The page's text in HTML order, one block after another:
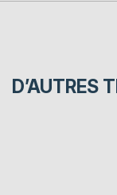
D’AUTRES